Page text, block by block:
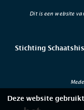
Dit is een website
Stichting
Deze website